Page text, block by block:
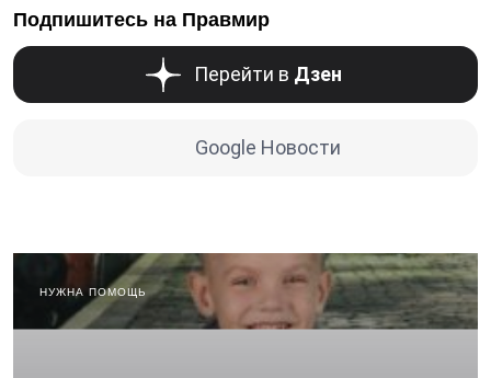
Подпишитесь на Правмир
Перейти в Дзен
Google Новости
НУЖНА ПОМОЩЬ